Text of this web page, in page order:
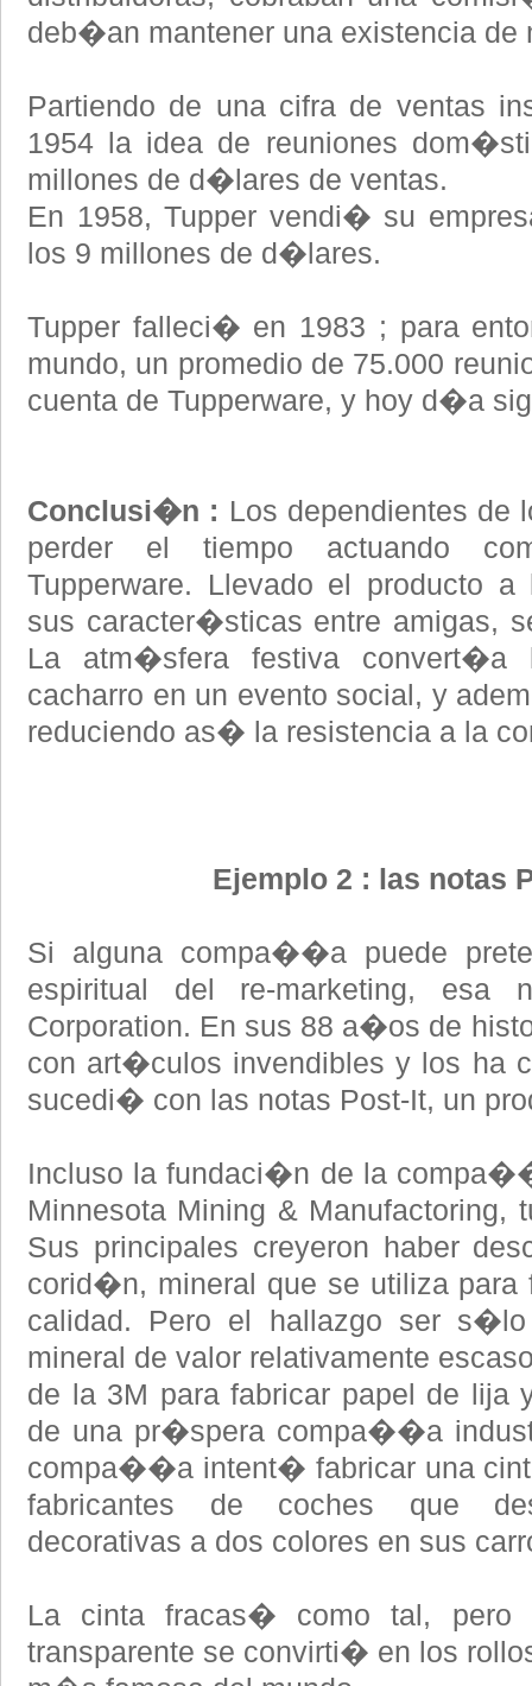
deb�an mantener una existencia
Partiendo de una cifra de ventas
1954 la idea de reuniones
millones de d�lares de ventas.
En 1958, Tupper vendi� su
los 9 millones de d�lares.
Tupper falleci� en 1983 ; para
mundo, un promedio de 75.000
cuenta de Tupperware, y hoy d�a
Conclusi�n : Los dependientes de
perder el tiempo actuando
Tupperware. Llevado el producto
sus caracter�sticas entre amigas,
La atm�sfera festiva
cacharro en un evento social, y
reduciendo as� la resistencia a la
Ejemplo 2 : las notas
Si alguna compa��a puede
espiritual del re-marketing,
Corporation. En sus 88 a�os de
con art�culos invendibles y los ha
sucedi� con las notas Post-It, un
Incluso la fundaci�n de la
Minnesota Mining & Manufactoring,
Sus principales creyeron haber
corid�n, mineral que se utiliza para
calidad. Pero el hallazgo ser
mineral de valor relativamente
de la 3M para fabricar papel de lija
de una pr�spera compa��a
compa��a intent� fabricar una
fabricantes de coches que
decorativas a dos colores en sus
La cinta fracas� como tal, pero
transparente se convirti� en los